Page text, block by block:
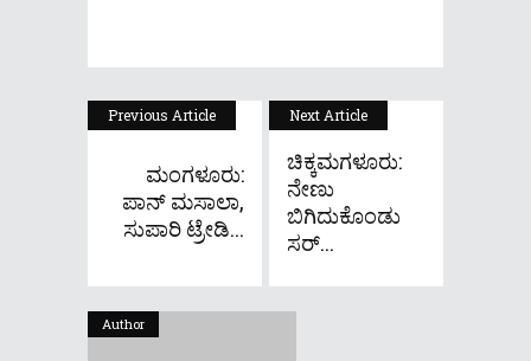
Previous Article
ಮಂಗಳೂರು:
ಪಾನ್ ಮಸಾಲಾ,
ಸುಪಾರಿ ಟ್ರೇಡಿ...
Next Article
ಚಿಕ್ಕಮಗಳೂರು:
ನೇಣು
ಬಿಗಿದುಕೊಂಡು‌
ಸರ್...
Author